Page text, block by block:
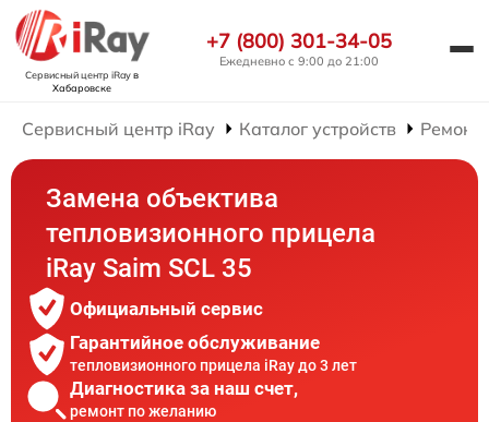
Сервисный центр iRayв
Хабаровске
+7 (800) 301-34-05
Ежедневно с 9:00 до 21:00
Сервисный центр iRay Каталог устройств Ремонт
Замена объектива
тепловизионного прицела
iRay Saim SCL 35
Официальный сервис
Гарантийное обслуживание
тепловизионного прицела iRay до 3 лет
Диагностика за наш счет,
ремонт по желанию